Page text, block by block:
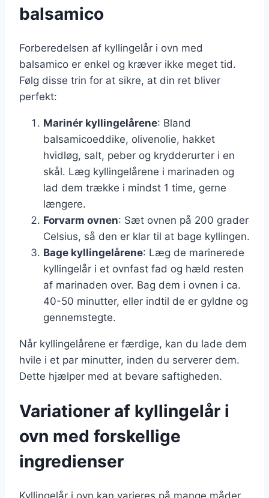
balsamico
Forberedelsen af kyllingelår i ovn med
balsamico er enkel og kræver ikke meget tid.
Følg disse trin for at sikre, at din ret bliver
perfekt:
Marinér kyllingelårene: Bland
balsamicoeddike, olivenolie, hakket
hvidløg, salt, peber og krydderurter i en
skål. Læg kyllingelårene i marinaden og
lad dem trække i mindst 1 time, gerne
længere.
Forvarm ovnen: Sæt ovnen på 200 grader
Celsius, så den er klar til at bage kyllingen.
Bage kyllingelårene: Læg de marinerede
kyllingelår i et ovnfast fad og hæld resten
af marinaden over. Bag dem i ovnen i ca.
40-50 minutter, eller indtil de er gyldne og
gennemstegte.
Når kyllingelårene er færdige, kan du lade dem
hvile i et par minutter, inden du serverer dem.
Dette hjælper med at bevare saftigheden.
Variationer af kyllingelår i
ovn med forskellige
ingredienser